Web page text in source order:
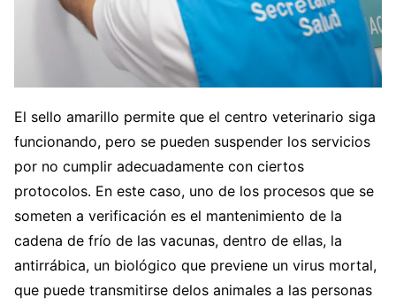
El sello amarillo permite que el centro veterinario siga
funcionando, pero se pueden suspender los servicios
por no cumplir adecuadamente con ciertos
protocolos. En este caso, uno de los procesos que se
someten a verificación es el mantenimiento de la
cadena de frío de las vacunas, dentro de ellas, la
antirrábica, un biológico que previene un virus mortal,
que puede transmitirse delos animales a las personas